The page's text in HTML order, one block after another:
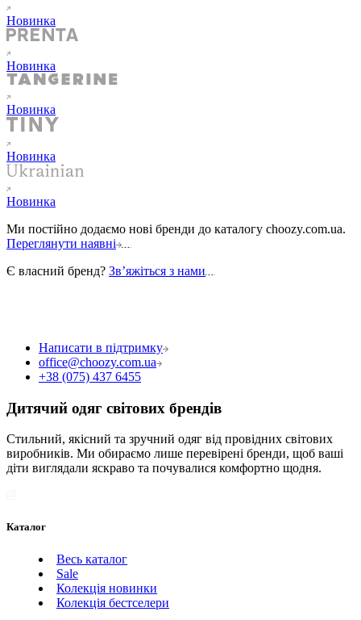
Новинка
Новинка
Новинка
Новинка
Новинка
Ми постійно додаємо нові бренди до каталогу choozy.com.ua.
Переглянути наявні
Є власний бренд? Звʼяжіться з нами
Написати в підтримку
office@choozy.com.ua
+38 (075) 437 6455
Дитячий одяг світових брендів
Стильний, якісний та зручний одяг від провідних світових
виробників. Ми обираємо лише перевірені бренди, щоб ваші
діти виглядали яскраво та почувалися комфортно щодня.
Каталог
Весь каталог
Sale
Колекція новинки
Колекція бестселери